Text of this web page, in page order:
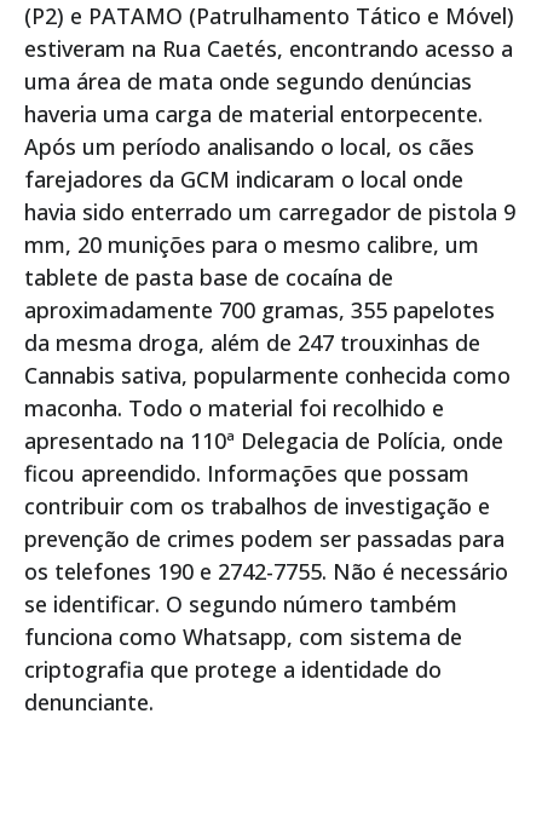
(P2) e PATAMO (Patrulhamento Tático e Móvel)
estiveram na Rua Caetés, encontrando acesso a
uma área de mata onde segundo denúncias
haveria uma carga de material entorpecente.
Após um período analisando o local, os cães
farejadores da GCM indicaram o local onde
havia sido enterrado um carregador de pistola 9
mm, 20 munições para o mesmo calibre, um
tablete de pasta base de cocaína de
aproximadamente 700 gramas, 355 papelotes
da mesma droga, além de 247 trouxinhas de
Cannabis sativa, popularmente conhecida como
maconha. Todo o material foi recolhido e
apresentado na 110ª Delegacia de Polícia, onde
ficou apreendido. Informações que possam
contribuir com os trabalhos de investigação e
prevenção de crimes podem ser passadas para
os telefones 190 e 2742-7755. Não é necessário
se identificar. O segundo número também
funciona como Whatsapp, com sistema de
criptografia que protege a identidade do
denunciante.